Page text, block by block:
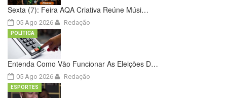
Sexta (7): Feira AQA Criativa Reúne Músi…
05 Ago 2026 Redação
Entenda Como Vão Funcionar As Eleições D…
05 Ago 2026
POLÍTICA
Redação
ESPORTES